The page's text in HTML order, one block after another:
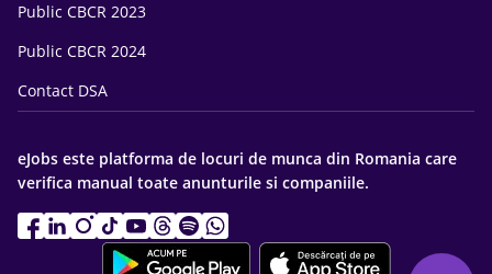
Public CBCR 2023
Public CBCR 2024
Contact DSA
eJobs este platforma de locuri de munca din Romania care
verifica manual toate anunturile si companiile.